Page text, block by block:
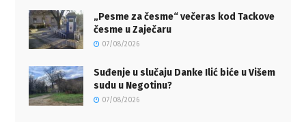
„Pesme za česme“ večeras kod Tackove
česme u Zaječaru
07/08/2026
Suđenje u slučaju Danke Ilić biće u Višem
sudu u Negotinu?
07/08/2026